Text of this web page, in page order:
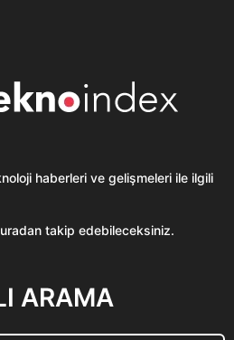
haberleri ve gelişmeleri ile ilgili
takip edebileceksiniz.
ARAMA